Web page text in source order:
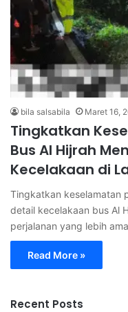
bila salsabila Maret 16,
Tingkatkan
Bus Al Hijrah
Kecelakaan di
Tingkatkan keselamatan
detail kecelakaan bus Al
perjalanan yang lebih
Read More »
Recent Posts